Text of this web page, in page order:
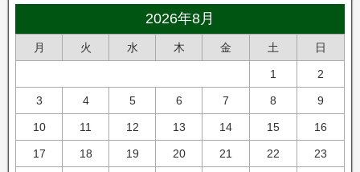
2026年8月
月 火 水 木 金 土 日
1 2
3 4 5 6 7 8 9
10 11 12 13 14 15 16
17 18 19 20 21 22 23